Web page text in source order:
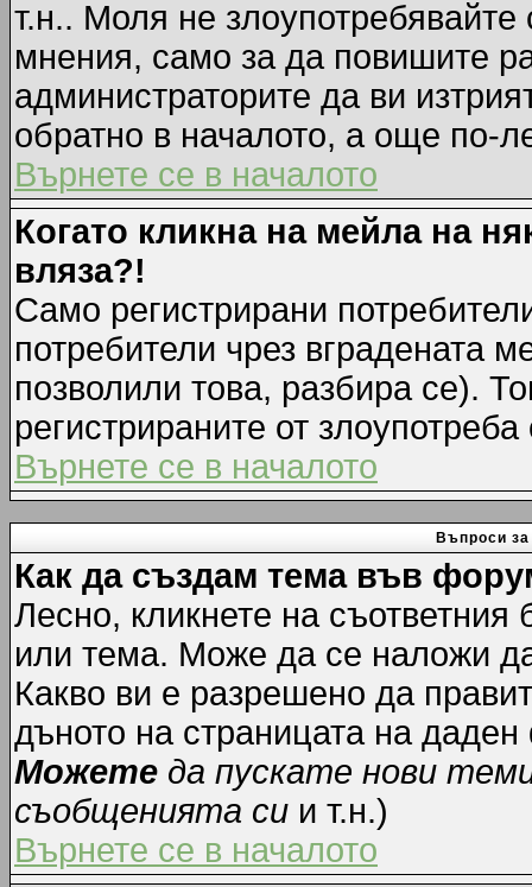
т.н.. Моля не
мнения, само за да повишите
администраторите да ви
обратно в началото, а още по-
Върнете се в началото
Когато кликна на мейла на
вляза?!
Само регистрирани
потребители чрез вградената
позволили това, разбира се).
регистрираните от
Върнете се в началото
Въпроси
Как да създам тема във
Лесно, кликнете на
или тема. Може да се наложи
Какво ви е разрешено да
дъното на страницата на
Можете да пускате нови
съобщенията си и т.н.)
Върнете се в началото